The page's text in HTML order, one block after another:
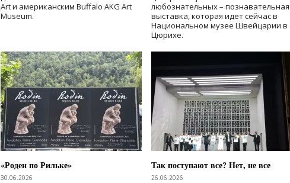
Art и американским Buffalo AKG Art
Museum.
любознательных – познавательная
выставка, которая идет сейчас в
Национальном музее Швейцарии в
Цюрихе.
«Роден по Рильке»
30.06.2026
Так поступают все? Нет, не все
26.06.2026